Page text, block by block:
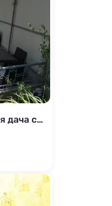
Дом под ключ «Уютная дача со всеми удобствами»